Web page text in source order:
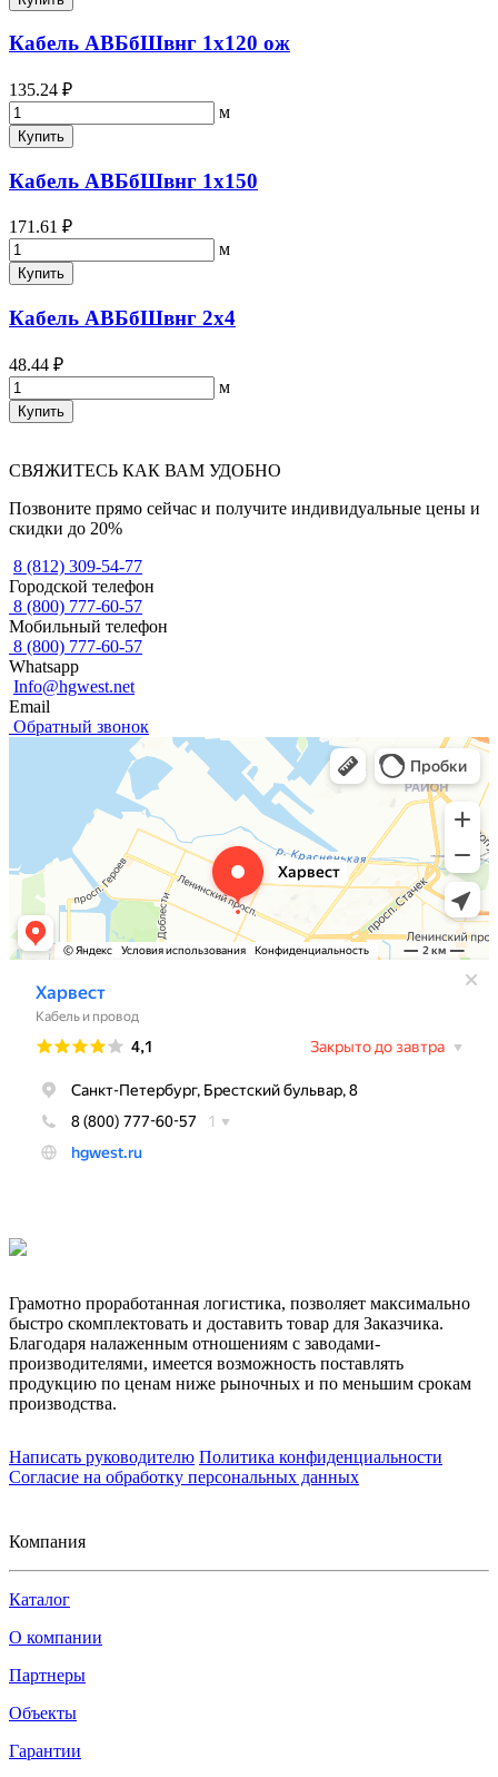
Кабель АВБбШвнг 1х120 ож
135.24 ₽
м
Купить
Кабель АВБбШвнг 1х150
171.61 ₽
м
Купить
Кабель АВБбШвнг 2х4
48.44 ₽
м
Купить
СВЯЖИТЕСЬ КАК ВАМ УДОБНО
Позвоните прямо сейчас и получите индивидуальные цены и
скидки до 20%
8 (812) 309-54-77
Городской телефон
8 (800) 777-60-57
Мобильный телефон
8 (800) 777-60-57
Whatsapp
Info@hgwest.net
Email
Обратный звонок
Грамотно проработанная логистика, позволяет максимально
быстро скомплектовать и доставить товар для Заказчика.
Благодаря налаженным отношениям с заводами-
производителями, имеется возможность поставлять
продукцию по ценам ниже рыночных и по меньшим срокам
производства.
Написать руководителю Политика конфиденциальности
Согласие на обработку персональных данных
Компания
Каталог
О компании
Партнеры
Объекты
Гарантии